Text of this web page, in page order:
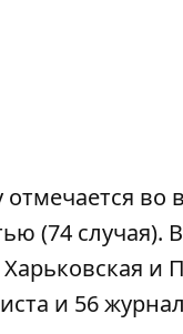
во
(74 случая).
и
и 56